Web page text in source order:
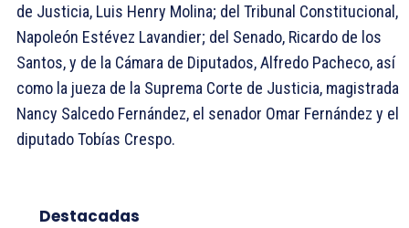
de Justicia, Luis Henry Molina; del Tribunal Constitucional,
Napoleón Estévez Lavandier; del Senado, Ricardo de los
Santos, y de la Cámara de Diputados, Alfredo Pacheco, así
como la jueza de la Suprema Corte de Justicia, magistrada
Nancy Salcedo Fernández, el senador Omar Fernández y el
diputado Tobías Crespo.
Destacadas